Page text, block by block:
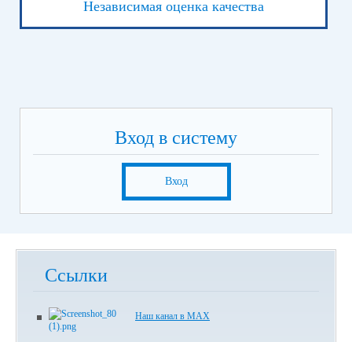
Независимая оценка качества
Вход в систему
Вход
Ссылки
Наш канал в МАХ